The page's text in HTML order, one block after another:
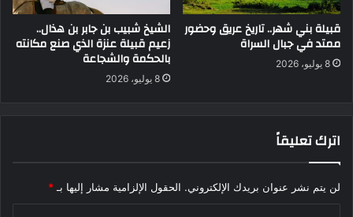
قبيلة بني شهر.. تاريخ عريق وحضور
ممتد في جبال السراة
8 يوليو، 2026
الشيخ شبيب بن جابر بن هذال..
زعيم قبيلة عنزة الذي صنع مكانته
بالحكمة والشجاعة
8 يوليو، 2026
اترك تعليقاً
لن يتم نشر عنوان بريدك الإلكتروني. الحقول الإلزامية مشار إليها بـ *